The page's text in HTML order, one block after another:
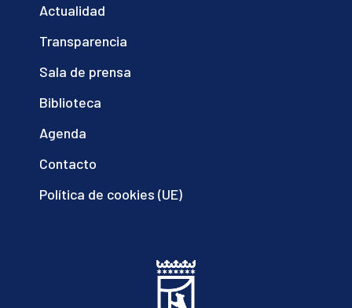
Actualidad
Transparencia
Sala de prensa
Biblioteca
Agenda
Contacto
Política de cookies (UE)